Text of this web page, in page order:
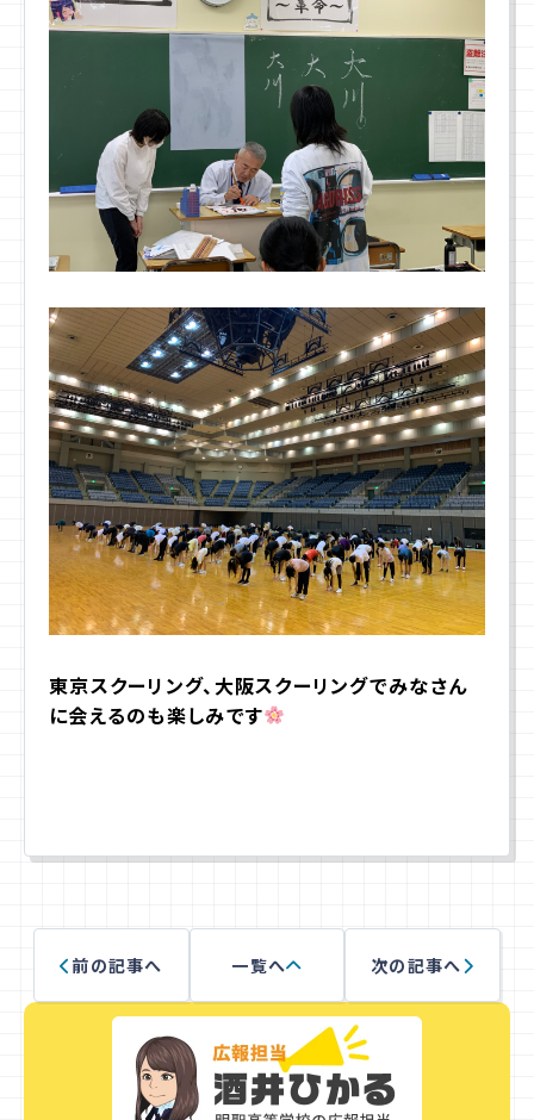
東京スクーリング、大阪スクーリングでみなさん
に会えるのも楽しみです
前の記事へ 一覧へ 次の記事へ